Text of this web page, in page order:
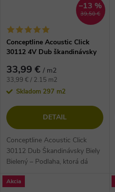
39,50 €
–13 %
Conceptline Acoustic Click
30112 4V Dub škandinávsky
podlaha
33,99 € / m2
Jednotková
cena:
33,99 € / 2.15 m2
Skladom 297 m2
DETAIL
Conceptline Acoustic Click
30112 Dub Škandinávsky Biely
Bielený – Podlaha, ktorá dá
dušu Predstavte si dokonalý
Akcia